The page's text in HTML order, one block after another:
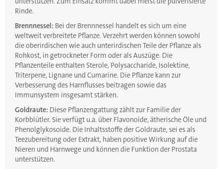
Rinde.
Brennnessel: Bei der Brennnessel handelt es sich um eine
weltweit verbreitete Pflanze. Verzehrt werden können sowohl
die oberirdischen wie auch unterirdischen Teile der Pflanze als
Rohkost, in getrockneter Form oder als Auszüge. Die
Pflanzenteile enthalten Sterole, Polysaccharide, Isolektine,
Triterpene, Lignane und Cumarine. Die Pflanze kann zur
Verbesserung des Harnflusses beitragen sowie das
Immunsystem insgesamt stärken.
Goldraute: Diese Pflanzengattung zählt zur Familie der
Korbblütler. Sie verfügt u.a. über Flavonoide, ätherische Öle und
Phenolglykosoide. Die Inhaltsstoffe der Goldraute, sei es als
Teezubereitung oder Extrakt, haben positive Wirkung auf die
Nieren und Harnwege und können die Funktion der Prostata
unterstützen.